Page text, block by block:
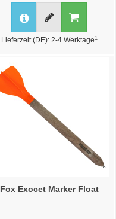
Lieferzeit (DE): 2-4 Werktage 1
Fox Exocet Marker Float